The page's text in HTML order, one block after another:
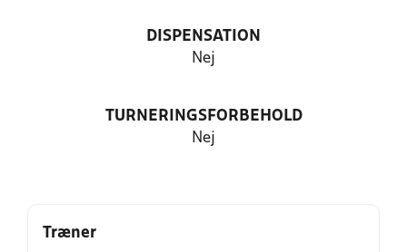
DISPENSATION
Nej
TURNERINGSFORBEHOLD
Nej
Træner